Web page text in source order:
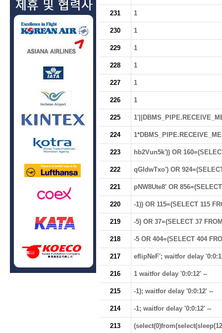
231 1
230 1
229 1
228 1
227 1
226 1
225
224
223 hb2Vun5k')) OR
222 qGIdwTxo') OR
221 pNW8Ute8' OR
220 -1)) OR 115=(SELECT 115
219 -5) OR 37=(SELECT 37
218 -5 OR 404=(SELECT 404
217 eflipNeF'; waitfor delay
216 1 waitfor delay '0:0:12' --
215 -1); waitfor delay '0:0:12' --
214 -1; waitfor delay '0:0:12' --
213